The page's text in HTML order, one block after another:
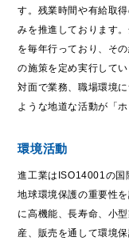
環境方針
当社のチップの材料
鉛フリー品と有鉛品
サステナビリティ
SDGs
す。残業時間や有給取
みを推進しております
を毎年行っており、そ
の施策を定め実行して
対面で業務、職場環境
ような地道な活動が「
環境活動
進工業はISO14001の国
地球環境保護の重要性
に高機能、長寿命、小
産、販売を通して環境